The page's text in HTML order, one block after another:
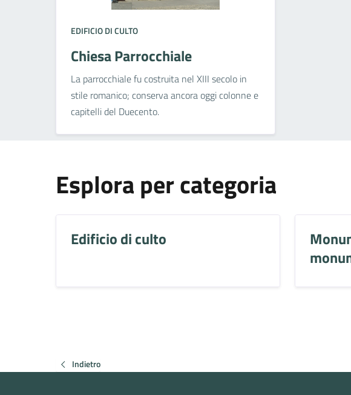
EDIFICIO DI CULTO
Chiesa Parrocchiale
La parrocchiale fu costruita nel XIII secolo in
stile romanico; conserva ancora oggi colonne e
capitelli del Duecento.
Esplora per categoria
Edificio di culto
Indietro